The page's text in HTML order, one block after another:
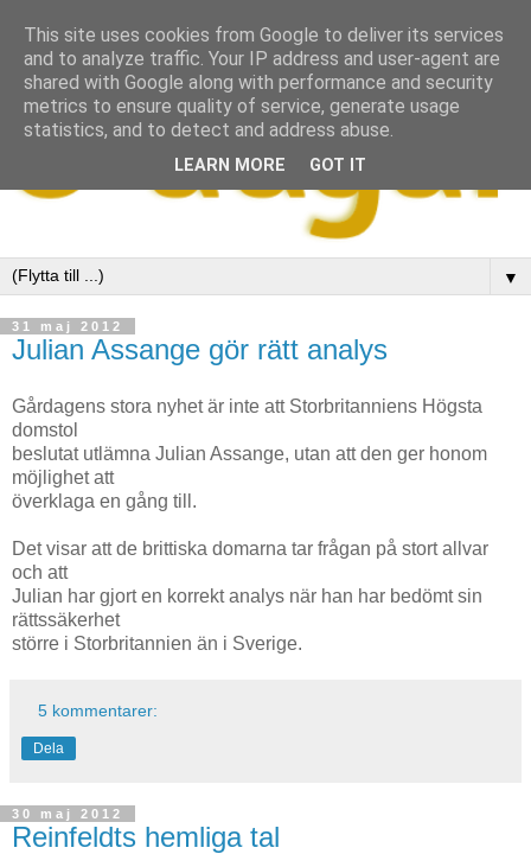
▼
31 maj 2012
Julian Assange gör rätt analys
Gårdagens stora nyhet är inte att Storbritanniens Högsta
domstol
beslutat utlämna Julian Assange, utan att den ger honom
möjlighet att
överklaga en gång till.
Det visar att de brittiska domarna tar frågan på stort allvar
och att
Julian har gjort en korrekt analys när han har bedömt sin
rättssäkerhet
större i Storbritannien än i Sverige.
5 kommentarer:
Dela
30 maj 2012
Reinfeldts hemliga tal
This site uses cookies from Google to deliver its services
and to analyze traffic. Your IP address and user-agent are
shared with Google along with performance and security
metrics to ensure quality of service, generate usage
statistics, and to detect and address abuse.
LEARN MORE GOT IT